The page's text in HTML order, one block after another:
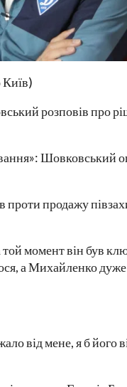
розповів про
Шовковський
продажу
момент він був
а Михайленко
від мене, я б його